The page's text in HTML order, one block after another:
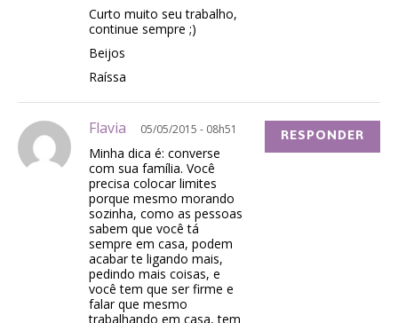
Curto muito seu trabalho,
continue sempre ;)
Beijos
Raíssa
Flavia 05/05/2015 - 08h51
Minha dica é: converse
com sua família. Você
precisa colocar limites
porque mesmo morando
sozinha, como as pessoas
sabem que você tá
sempre em casa, podem
acabar te ligando mais,
pedindo mais coisas, e
você tem que ser firme e
falar que mesmo
trabalhando em casa, tem
RESPONDER